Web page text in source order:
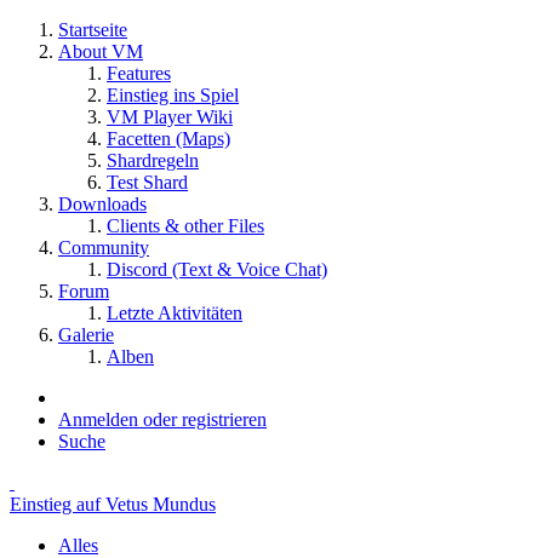
Startseite
About VM
Features
Einstieg ins Spiel
VM Player Wiki
Facetten (Maps)
Shardregeln
Test Shard
Downloads
Clients & other Files
Community
Discord (Text & Voice Chat)
Forum
Letzte Aktivitäten
Galerie
Alben
Anmelden oder registrieren
Suche
Einstieg auf Vetus Mundus
Alles